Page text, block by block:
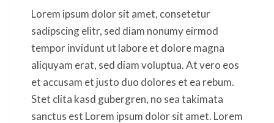
Lorem ipsum dolor sit amet, consetetur
sadipscing elitr, sed diam nonumy eirmod
tempor invidunt ut labore et dolore magna
aliquyam erat, sed diam voluptua. At vero eos
et accusam et justo duo dolores et ea rebum.
Stet clita kasd gubergren, no sea takimata
sanctus est Lorem ipsum dolor sit amet. Lorem